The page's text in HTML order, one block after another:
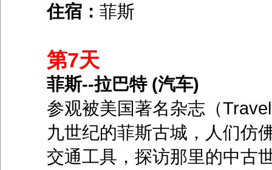
住宿： 菲斯
第7天
菲斯--拉巴特 (汽车)
参观被美国著名杂志（
九世纪的菲斯古城，人们仿
交通工具，探访那里的中古